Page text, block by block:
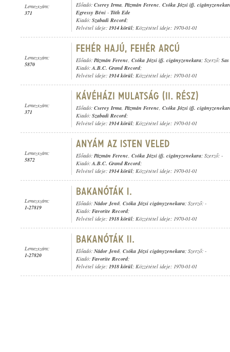
Lemezszám:
371
Előadó: Cserey Irma, Pázmán Ferenc, Csóka Józsi ifj.
Egressy Béni - Tóth Ede
Kiadó: Szabadi Record;
Felvétel ideje: 1914 körül; Közzététel ideje: 1970-01-01
Lemezszám:
5870
Előadó: Pázmán Ferenc, Csóka Józsi ifj. cigányzenekara; Szerző:
Kiadó:A.B.C. Grand Record;
Felvétel ideje: 1914 körül; Közzététel ideje: 1970-01-01
Lemezszám:
371
Előadó: Cserey Irma, Pázmán Ferenc, Csóka Józsi ifj.
Kiadó: Szabadi Record;
Felvétel ideje: 1914 körül; Közzététel ideje: 1970-01-01
Lemezszám:
5872
Előadó: Pázmán Ferenc, Csóka Józsi ifj. cigányzenekara; Szerző: -
Kiadó:A.B.C. Grand Record;
Felvétel ideje: 1914 körül; Közzététel ideje: 1970-01-01
Lemezszám:
1-27819
Előadó: Nádor Jenő, Csóka Józsi cigányzenekara; Szerző: -
Kiadó: Favorite Record;
Felvétel ideje: 1918 körül; Közzététel ideje: 1970-01-01
Lemezszám:
1-27820
Előadó: Nádor Jenő, Csóka Józsi cigányzenekara; Szerző: -
Kiadó: Favorite Record;
Felvétel ideje: 1918 körül; Közzététel ideje: 1970-01-01